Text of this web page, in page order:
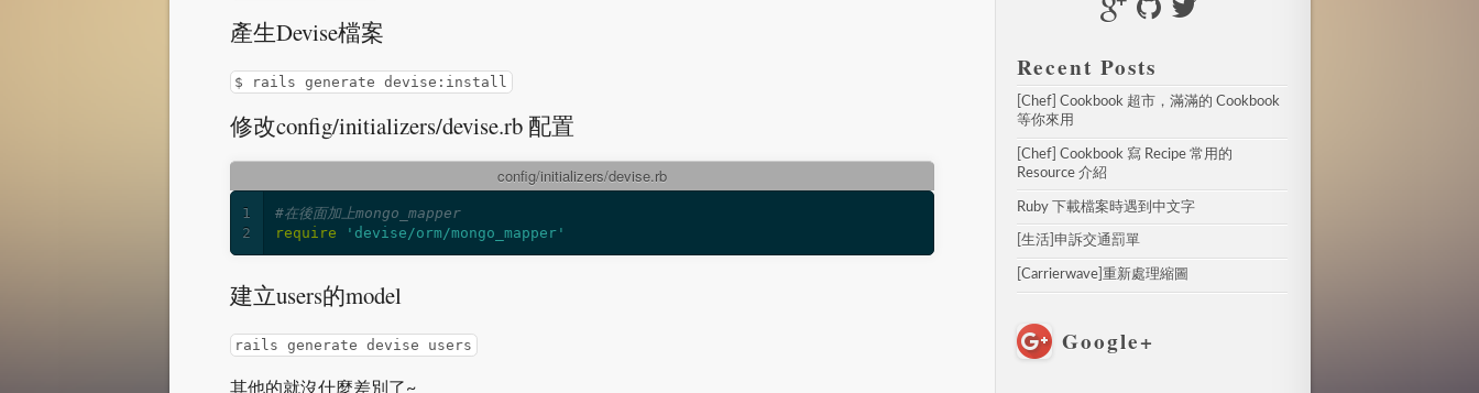
產生Devise檔案
$ rails generate devise:install
修改config/initializers/devise.rb 配置
config/initializers/devise.rb
1
2
#在後面加上mongo_mapper
require
'devise/orm/mongo_mapper'
建立users的model
rails generate devise users
其他的就沒什麼差別了~
Recent Posts
[Chef] Cookbook 超市，滿滿的 Cookbook
等你來用
[Chef] Cookbook 寫 Recipe 常用的
Resource 介紹
Ruby 下載檔案時遇到中文字
[生活]申訴交通罰單
[Carrierwave]重新處理縮圖
Google+